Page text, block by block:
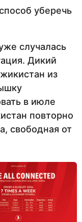
уберечь
случалась
Дикий
из
в июле
повторно
свободная от